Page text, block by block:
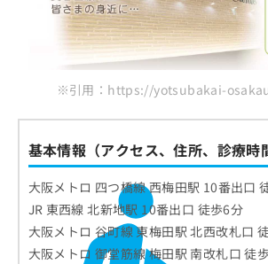
まとめ：大阪府で評判のVビー
クリニック10選
※引用：https://yotsubakai-
基本情報（アクセス、住所、診療時
大阪メトロ 四つ橋線 西梅田駅 10番出口
JR 東西線 北新地駅 10番出口 徒歩6分
大阪メトロ 谷町線 東梅田駅 北西改札口
大阪メトロ 御堂筋線 梅田駅 南改札口 徒